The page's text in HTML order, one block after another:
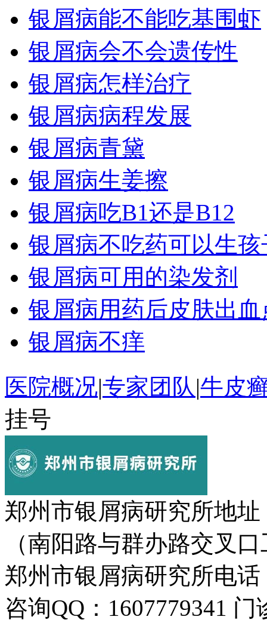
银屑病能不能吃基围虾
银屑病会不会遗传性
银屑病怎样治疗
银屑病病程发展
银屑病青黛
银屑病生姜擦
银屑病吃B1还是B12
银屑病不吃药可以生孩
银屑病可用的染发剂
银屑病用药后皮肤出血
银屑病不痒
医院概况|专家团队|牛皮
挂号
郑州市银屑病研究所地
（南阳路与群办路交叉
郑州市银屑病研究所电话
咨询QQ：1607779341